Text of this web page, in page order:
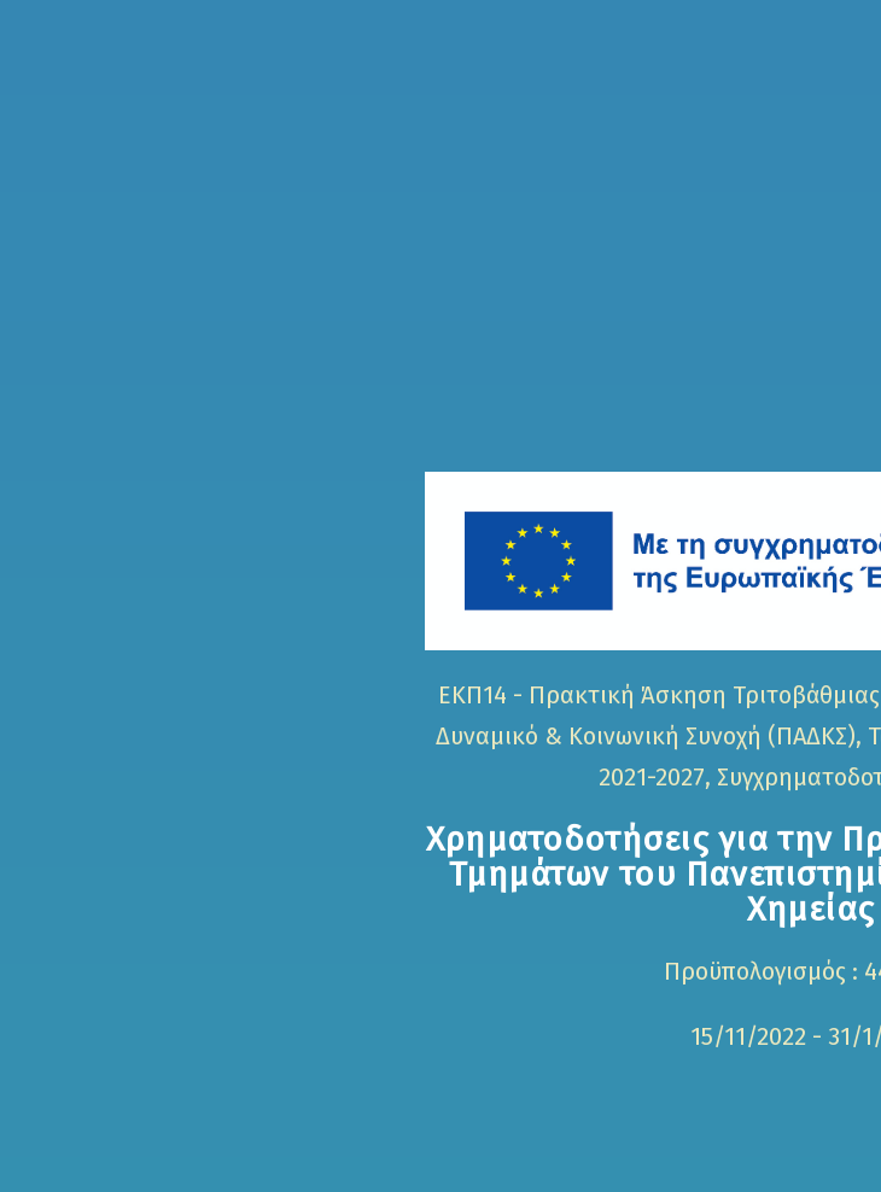
ΕΚΠ14 - Πρακτική Άσκηση
Δυναμικό & Κοινωνική Συνοχή
2021-2027,
Χρηματοδοτήσεις για την
Τμημάτων του
Χημείας
Προϋπολογισμός :
15/11/2022 - 31/